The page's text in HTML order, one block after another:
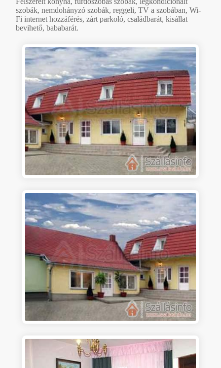
szobák, nemdohányzó szobák, reggeli, TV a szobában, Wi-
Fi internet hozzáférés, zárt parkoló, családbarát, kisállat
bevihető, bababarát.